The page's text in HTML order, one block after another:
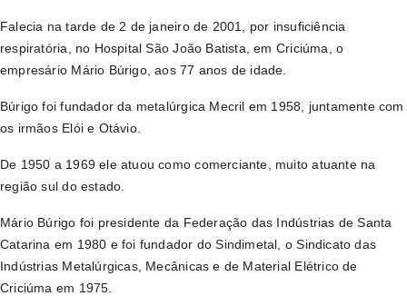
Falecia na tarde de 2 de janeiro de 2001, por insuficiência
respiratória, no Hospital São João Batista, em Criciúma, o
empresário Mário Búrigo, aos 77 anos de idade.
Búrigo foi fundador da metalúrgica Mecril em 1958, juntamente com
os irmãos Elói e Otávio.
De 1950 a 1969 ele atuou como comerciante, muito atuante na
região sul do estado.
Mário Búrigo foi presidente da Federação das Indústrias de Santa
Catarina em 1980 e foi fundador do Sindimetal, o Sindicato das
Indústrias Metalúrgicas, Mecânicas e de Material Elétrico de
Criciúma em 1975.